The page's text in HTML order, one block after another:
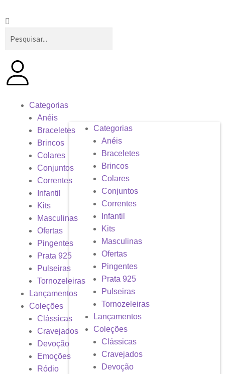
Categorias
Anéis
Braceletes
Brincos
Colares
Conjuntos
Correntes
Infantil
Kits
Masculinas
Ofertas
Pingentes
Prata 925
Pulseiras
Tornozeleiras
Lançamentos
Coleções
Clássicas
Cravejados
Devoção
Emoções
Ródio
Categorias
Anéis
Braceletes
Brincos
Colares
Conjuntos
Correntes
Infantil
Kits
Masculinas
Ofertas
Pingentes
Prata 925
Pulseiras
Tornozeleiras
Lançamentos
Coleções
Clássicas
Cravejados
Devoção